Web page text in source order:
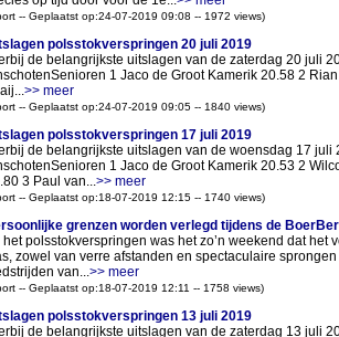
-- Geplaatst op:24-07-2019 09:08 -- 1972 views)
polsstokverspringen 20 juli 2019
de belangrijkste uitslagen van de zaterdag 20 juli
1 Jaco de Groot Kamerik 20.58 2
>> meer
-- Geplaatst op:24-07-2019 09:05 -- 1840 views)
polsstokverspringen 17 juli 2019
de belangrijkste uitslagen van de woensdag 17 juli
1 Jaco de Groot Kamerik 20.53 2
3 Paul van...>> meer
-- Geplaatst op:18-07-2019 12:15 -- 1740 views)
grenzen worden verlegd tijdens de
het polsstokverspringen was het zo’n weekend dat het
zowel van verre afstanden en spectaculaire
van...>> meer
-- Geplaatst op:18-07-2019 12:11 -- 1758 views)
polsstokverspringen 13 juli 2019
de belangrijkste uitslagen van de zaterdag 13 juli